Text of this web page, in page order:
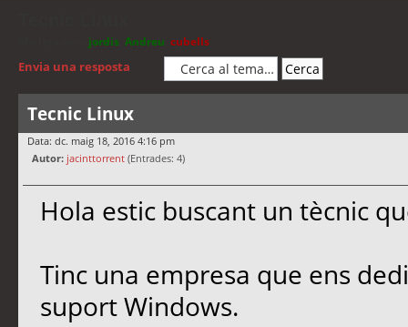
jordis Andreu cubells
Envia una resposta
Tecnic Linux
Data: dc. maig 18, 2016 4:16 pm
Autor: jacinttorrent (Entrades: 4)
Hola estic buscant un tècnic
Tinc una empresa que ens
suport Windows.